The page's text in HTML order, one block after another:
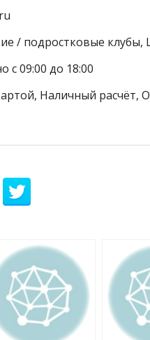
/ подростковые
с 09:00 до 18:00
Наличный расчёт,